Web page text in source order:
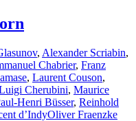
, Alexander Scriabin,
Chabrier, Franz
, Laurent Couson,
Cherubini, Maurice
Henri Büsser, Reinhold
d’IndyOliver Fraenzke